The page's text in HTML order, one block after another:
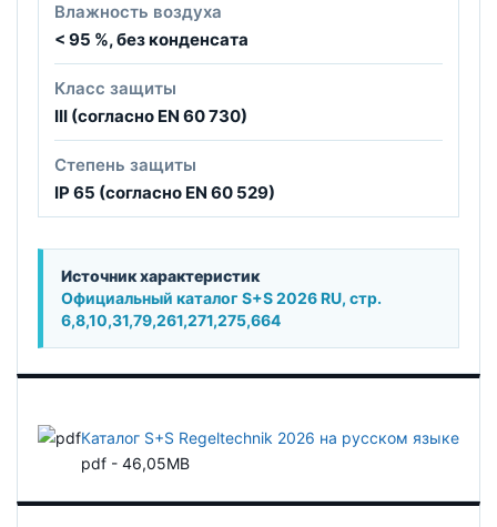
Влажность воздуха
< 95 %, без конденсата
Класс защиты
III (согласно EN 60 730)
Степень защиты
IP 65 (согласно EN 60 529)
Источник характеристик
Официальный каталог S+S 2026 RU, стр.
6,8,10,31,79,261,271,275,664
Каталог S+S Regeltechnik 2026 на русском языке
pdf - 46,05MB